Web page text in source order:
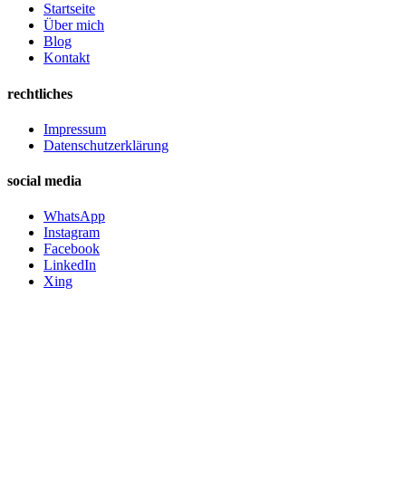
Startseite
Über mich
Blog
Kontakt
rechtliches
Impressum
Datenschutzerklärung
social media
WhatsApp
Instagram
Facebook
LinkedIn
Xing